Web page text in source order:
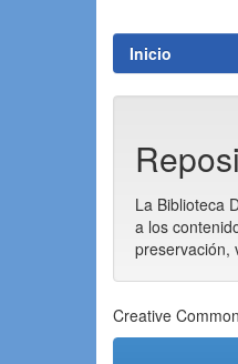
Inicio
La Biblioteca
a los
preservación,
Creative